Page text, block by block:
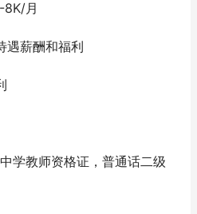
月
遇薪酬和福利
学教师资格证，普通话二级